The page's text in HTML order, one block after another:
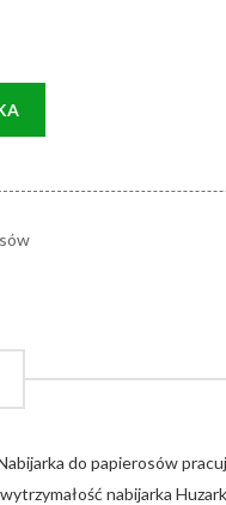
do papierosów
nabijarka